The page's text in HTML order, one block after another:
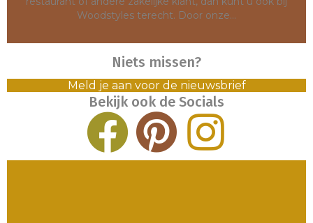
Woodstyles terecht. Door onze…
Niets missen?
Meld je aan voor de nieuwsbrief
Bekijk ook de Socials